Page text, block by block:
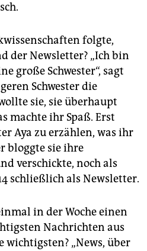
folgte,
der Newsletter? „Ich bin
große Schwester“, sagt
Schwester die
sie, sie überhaupt
machte ihr Spaß. Erst
Aya zu erzählen, was ihr
bloggte sie ihre
verschickte, noch als
schließlich als Newsletter.
in der Woche einen
Nachrichten aus
wichtigsten? „News, über